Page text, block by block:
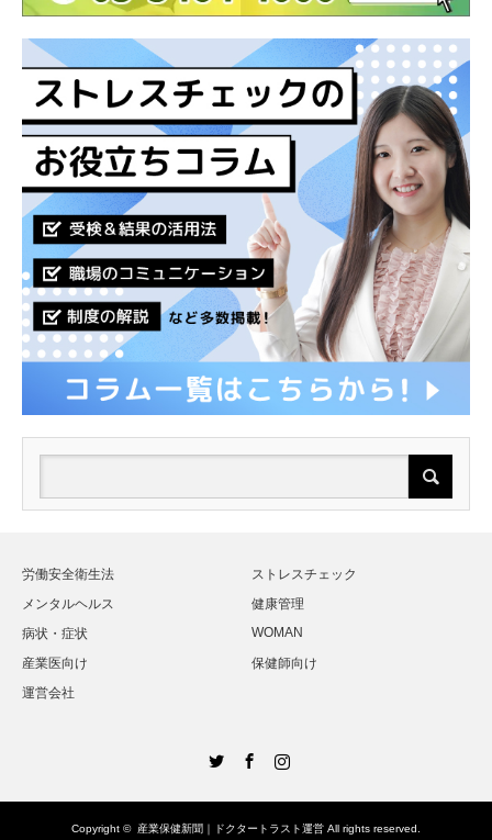
労働安全衛生法
ストレスチェック
メンタルヘルス
健康管理
病状・症状
WOMAN
産業医向け
保健師向け
運営会社
Copyright © 産業保健新聞｜ドクタートラスト運営 All rights reserved.